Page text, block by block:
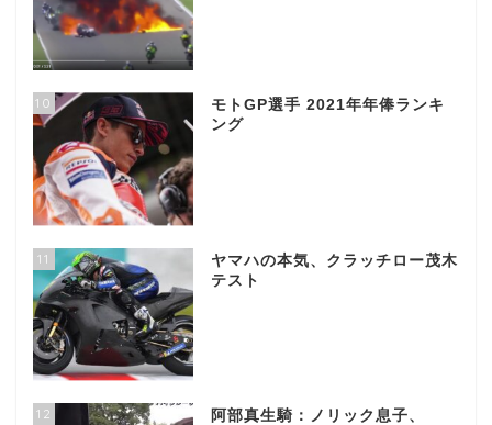
10
モトGP選手 2021年年俸ランキ
ング
11
ヤマハの本気、クラッチロー茂木
テスト
12
阿部真生騎：ノリック息子、